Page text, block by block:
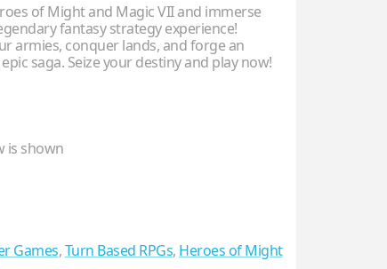
of Might and Magic VII and immerse
fantasy strategy experience!
armies, conquer lands, and forge an
saga. Seize your destiny and play now!
is shown
Games,Turn Based RPGs, Heroes of Might